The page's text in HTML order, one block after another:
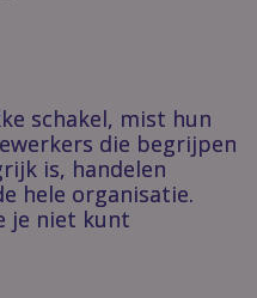
schakel, mist hun
die begrijpen
is, handelen
hele organisatie.
je niet kunt